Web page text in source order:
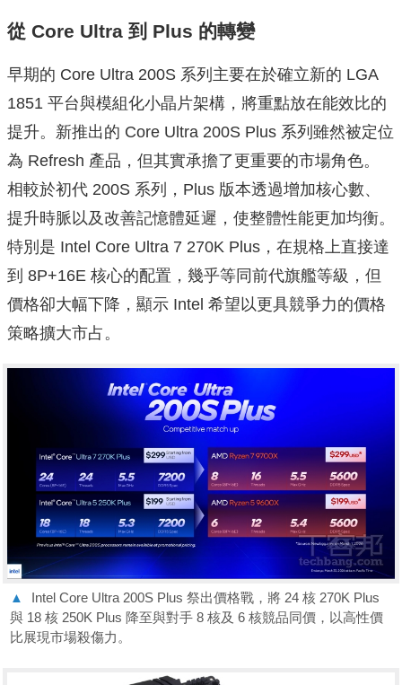
從 Core Ultra 到 Plus 的轉變
早期的 Core Ultra 200S 系列主要在於確立新的 LGA
1851 平台與模組化小晶片架構，將重點放在能效比的
提升。新推出的 Core Ultra 200S Plus 系列雖然被定位
為 Refresh 產品，但其實承擔了更重要的市場角色。
相較於初代 200S 系列，Plus 版本透過增加核心數、
提升時脈以及改善記憶體延遲，使整體性能更加均衡。
特別是 Intel Core Ultra 7 270K Plus，在規格上直接達
到 8P+16E 核心的配置，幾乎等同前代旗艦等級，但
價格卻大幅下降，顯示 Intel 希望以更具競爭力的價格
策略擴大市占。
▲
Intel Core Ultra 200S Plus 祭出價格戰，將 24 核 270K Plus
與 18 核 250K Plus 降至與對手 8 核及 6 核競品同價，以高性價
比展現市場殺傷力。